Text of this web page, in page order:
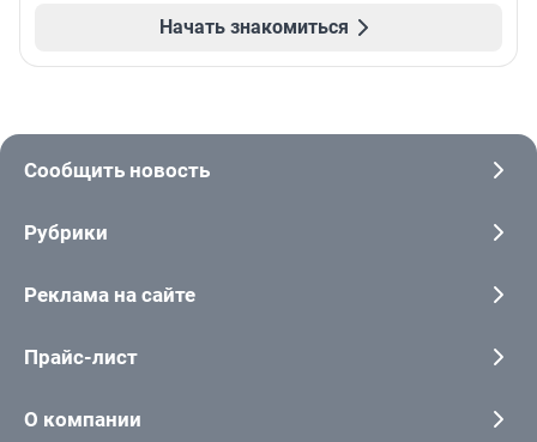
Начать знакомиться
Сообщить новость
Рубрики
Реклама на сайте
Прайс-лист
О компании